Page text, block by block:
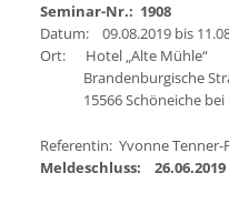
Seminar-Nr.: 1908
Datum: 09.08.2019 bis
Ort: Hotel „Alte Mühle“
Brandenburgische
15566 Schöneiche bei
Referentin: Yvonne Tenner-
Meldeschluss: 26.06.2019